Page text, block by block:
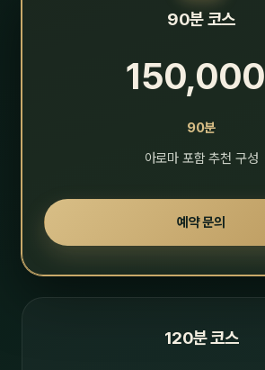
90분 코스
150,000
90분
아로마 포함 추천 구성
예약 문의
120분 코스